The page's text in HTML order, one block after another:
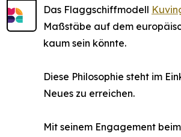
Das Flaggschiffmodell
Maßstäbe auf dem
kaum sein könnte.
Diese Philosophie steht im
Neues zu erreichen.
Mit seinem Engagement